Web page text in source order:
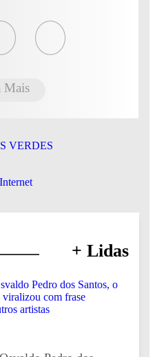
Mais
+ Lidas